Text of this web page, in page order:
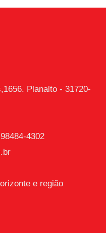
Planalto - 31720-
4302
e região